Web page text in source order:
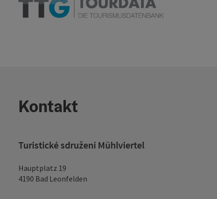
Kontakt
Turistické sdružení Mühlviertel
Hauptplatz 19
4190 Bad Leonfelden